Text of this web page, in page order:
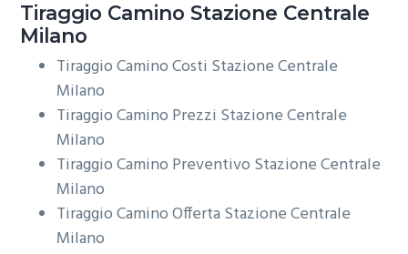
Tiraggio Camino Stazione Centrale
Milano
Tiraggio Camino Costi Stazione Centrale
Milano
Tiraggio Camino Prezzi Stazione Centrale
Milano
Tiraggio Camino Preventivo Stazione Centrale
Milano
Tiraggio Camino Offerta Stazione Centrale
Milano